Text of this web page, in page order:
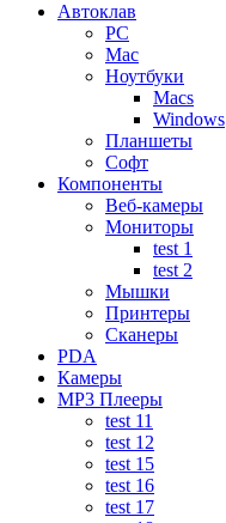
Автоклав
PC
Mac
Ноутбуки
Macs
Windows
Планшеты
Софт
Компоненты
Веб-камеры
Мониторы
test 1
test 2
Мышки
Принтеры
Сканеры
PDA
Камеры
MP3 Плееры
test 11
test 12
test 15
test 16
test 17